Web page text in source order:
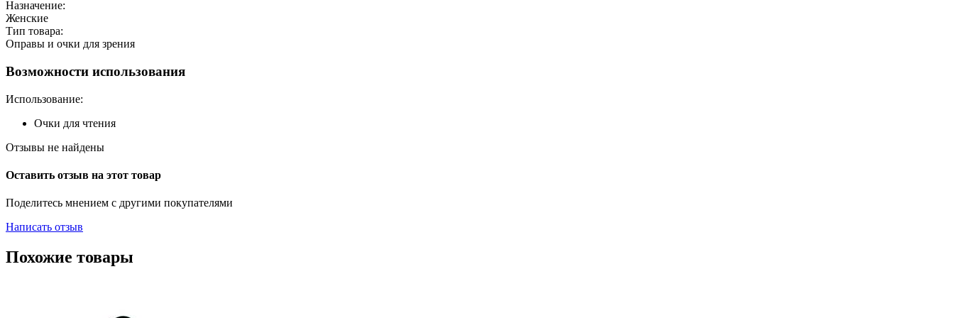
Назначение:
Женские
Тип товара:
Оправы и очки для зрения
Возможности использования
Использование:
Очки для чтения
Отзывы не найдены
Оставить отзыв на этот товар
Поделитесь мнением с другими покупателями
Написать отзыв
Похожие товары